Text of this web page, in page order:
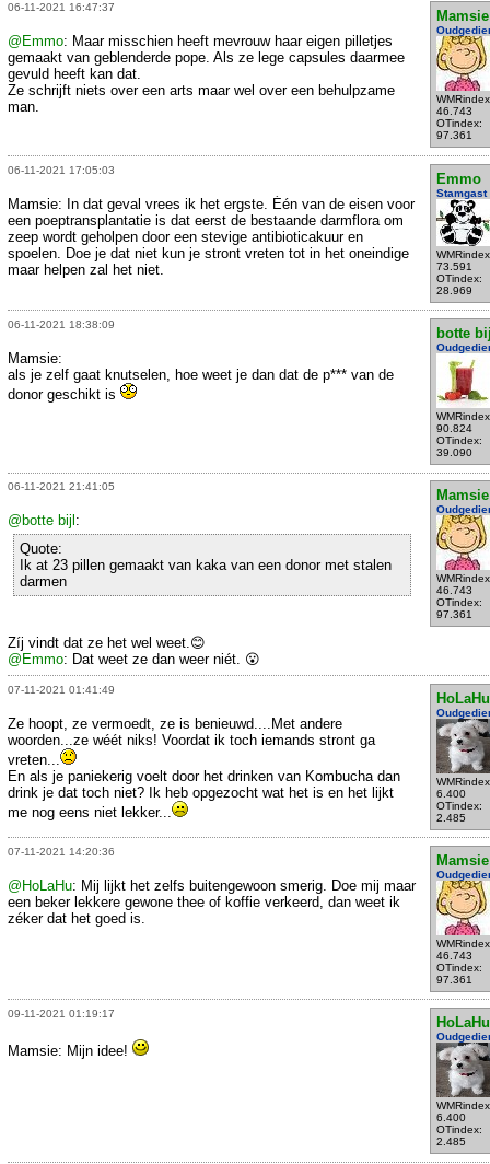
06-11-2021 16:47:37
Mamsie
46.743
OTindex:
97.361
@Emmo: Maar misschien heeft mevrouw haar eigen pilletjes
gemaakt van geblenderde pope. Als ze lege capsules daarmee
gevuld heeft kan dat.
Ze schrijft niets over een arts maar wel over een behulpzame
man.
06-11-2021 17:05:03
Emmo
Stamgast
73.591
OTindex:
28.969
Mamsie: In dat geval vrees ik het ergste. Één van de eisen voor
een poeptransplantatie is dat eerst de bestaande darmflora om
zeep wordt geholpen door een stevige antibioticakuur en
spoelen. Doe je dat niet kun je stront vreten tot in het oneindige
maar helpen zal het niet.
06-11-2021 18:38:09
botte
90.824
OTindex:
39.090
Mamsie:
als je zelf gaat knutselen, hoe weet je dan dat de p*** van de
donor geschikt is
06-11-2021 21:41:05
Mamsie
46.743
OTindex:
97.361
@botte bijl :
Quote:
Ik at 23 pillen gemaakt van kaka van een donor met stalen
darmen
Zíj vindt dat ze het wel weet.😊
@Emmo: Dat weet ze dan weer niét. 😮
07-11-2021 01:41:49
HoLaHu
6.400
OTindex:
2.485
Ze hoopt, ze vermoedt, ze is benieuwd....Met andere
woorden...ze wéét niks! Voordat ik toch iemands stront ga
vreten...
En als je paniekerig voelt door het drinken van Kombucha dan
drink je dat toch niet? Ik heb opgezocht wat het is en het lijkt
me nog eens niet lekker...
07-11-2021 14:20:36
Mamsie
46.743
OTindex:
97.361
@HoLaHu: Mij lijkt het zelfs buitengewoon smerig. Doe mij maar
een beker lekkere gewone thee of koffie verkeerd, dan weet ik
zéker dat het goed is.
09-11-2021 01:19:17
HoLaHu
6.400
OTindex:
2.485
Mamsie: Mijn idee!